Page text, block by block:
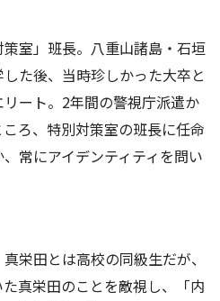
室」班長。八重山諸島・石垣
た後、当時珍しかった大卒と
ート。2年間の警視庁派遣か
ろ、特別対策室の班長に任命
常にアイデンティティを問い
栄田とは高校の同級生だが、
真栄田のことを敵視し、「内